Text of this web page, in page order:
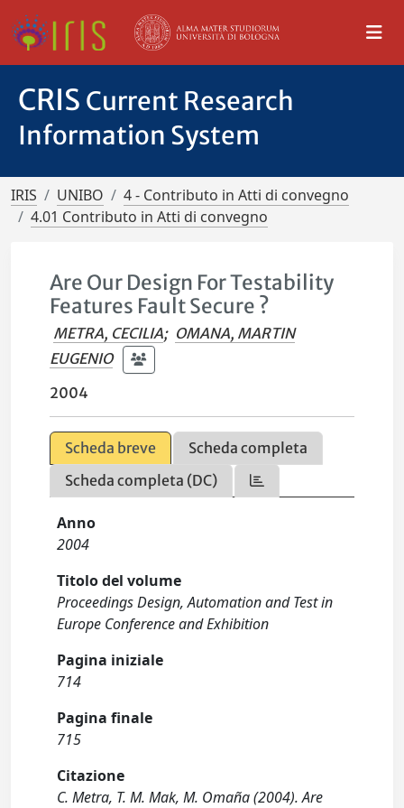
CRIS Current Research
Information System
IRIS UNIBO
4 - Contributo in Atti di convegno
4.01 Contributo in Atti di convegno
Are Our Design For Testability
Features Fault Secure ?
METRA, CECILIA; OMANA, MARTIN
EUGENIO
2004
Scheda breve
Scheda completa
Scheda completa (DC)
Anno
2004
Titolo del volume
Proceedings Design, Automation and Test in
Europe Conference and Exhibition
Pagina iniziale
714
Pagina finale
715
Citazione
C. Metra, T. M. Mak, M. Omaña (2004). Are